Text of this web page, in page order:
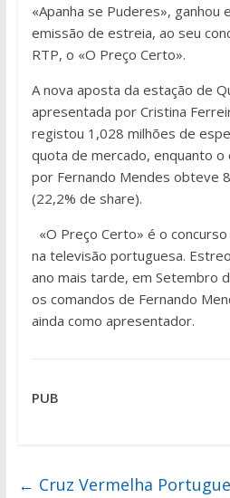
«Apanha se Puderes», ganhou
emissão de estreia, ao seu
RTP, o «O Preço Certo».
A nova aposta da estação de
apresentada por Cristina
registou 1,028 milhões de
quota de mercado, enquanto o
por Fernando Mendes obteve
(22,2% de share).
«O Preço Certo» é o
na televisão portuguesa.
ano mais tarde, em Setembro
os comandos de Fernando
ainda como apresentador.
PUB
← Cruz Vermelha